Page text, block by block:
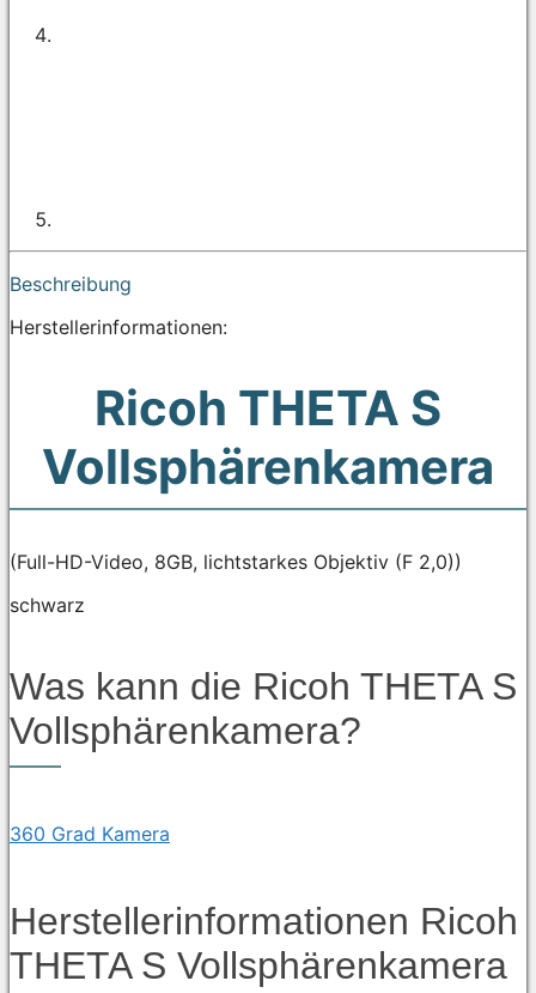
Beschreibung
Herstellerinformationen:
Ricoh THETA S
Vollsphärenkamera
(Full-HD-Video, 8GB, lichtstarkes Objektiv (F 2,0))
schwarz
Was kann die Ricoh THETA S
Vollsphärenkamera?
360 Grad Kamera
Herstellerinformationen Ricoh
THETA S Vollsphärenkamera